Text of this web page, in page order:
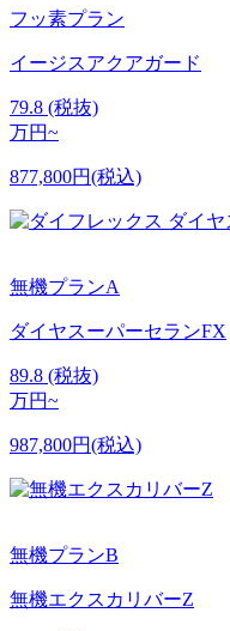
フッ素プラン
イージスアクアガード
79.8 (税抜)
万円~
877,800円(税込)
無機プランA
ダイヤスーパーセランFX
89.8 (税抜)
万円~
987,800円(税込)
無機プランB
無機エクスカリバーZ